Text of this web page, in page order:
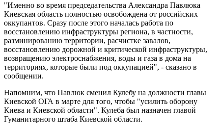
"Именно во время председательства Александра Павлюка
Киевская область полностью освобождена от российских
оккупантов. Сразу после этого началась работа по
восстановлению инфраструктуры региона, в частности,
разминированию территории, расчистке завалов,
восстановлению дорожной и критической инфраструктуры,
возвращению электроснабжения, воды и газа в дома на
территориях, которые были под оккупацией", - сказано в
сообщении.
Напомним, что Павлюк сменил Кулебу на должности главы
Киевской ОГА в марте для того, чтобы "усилить оборону
Киева и Киевской области". Кулеба был назначен главой
Гуманитарного штаба Киевской области.